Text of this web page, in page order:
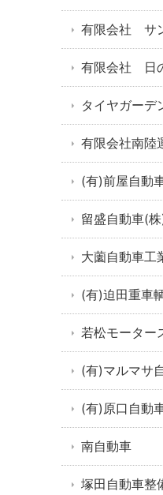
有限会社 サ
有限会社 日
タイヤガーデ
有限会社南陸
(有)前屋自動
留盛自動車(株
大薗自動車工
(有)迫田重車
若松モーター
(有)マルマサ
(有)原口自動
南自動車
塚田自動車整